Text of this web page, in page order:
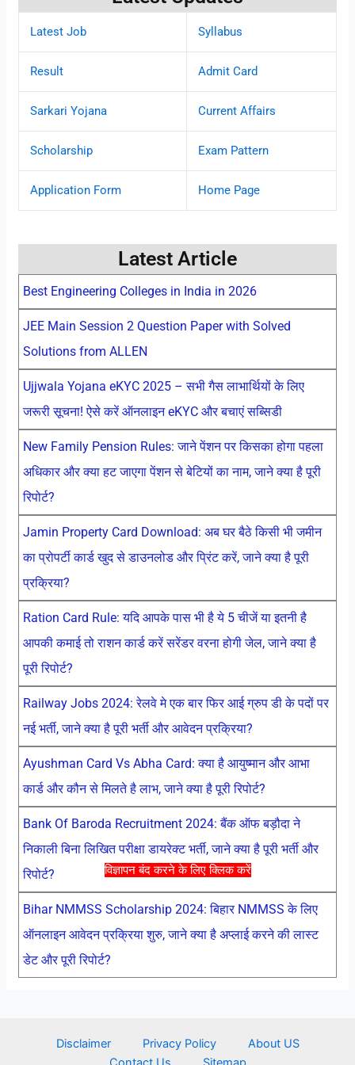
विज्ञापन बंद करने के लिए क्लिक करें
Latest Job Syllabus
Result Admit Card
Sarkari Yojana Current Affairs
Scholarship Exam Pattern
Application Form Home Page
Latest Article
Best Engineering Colleges in India in 2026
JEE Main Session 2 Question Paper with Solved
Solutions from ALLEN
Ujjwala Yojana eKYC 2025 – सभी गैस लाभार्थियों के लिए
जरूरी सूचना! ऐसे करें ऑनलाइन eKYC और बचाएं सब्सिडी
New Family Pension Rules: जाने पेंशन पर किसका होगा पहला
अधिकार और क्या हट जाएगा पेंशन से बेटियों का नाम, जाने क्या है पूरी
रिपोर्ट?
Jamin Property Card Download: अब घर बैठे किसी भी जमीन
का प्रोपर्टी कार्ड खुद से डाउनलोड और प्रिंट करें, जाने क्या है पूरी
प्रक्रिया?
Ration Card Rule: यदि आपके पास भी है ये 5 चीजें या इतनी है
आपकी कमाई तो राशन कार्ड करें सरेंडर वरना होगी जेल, जाने क्या है
पूरी रिपोर्ट?
Railway Jobs 2024: रेलवे मे एक बार फिर आई ग्रुप डी के पदों पर
नई भर्ती, जाने क्या है पूरी भर्ती और आवेदन प्रक्रिया?
Ayushman Card Vs Abha Card: क्या है आयुष्मान और आभा
कार्ड और कौन से मिलते है लाभ, जाने क्या है पूरी रिपोर्ट?
Bank Of Baroda Recruitment 2024: बैंक ऑफ बड़ौदा ने
निकाली बिना लिखित परीक्षा डायरेक्ट भर्ती, जाने क्या है पूरी भर्ती और
रिपोर्ट?
Bihar NMMSS Scholarship 2024: बिहार NMMSS के लिए
ऑनलाइन आवेदन प्रक्रिया शुरु, जाने क्या है अप्लाई करने की लास्ट
डेट और पूरी रिपोर्ट?
Disclaimer Privacy Policy
About US